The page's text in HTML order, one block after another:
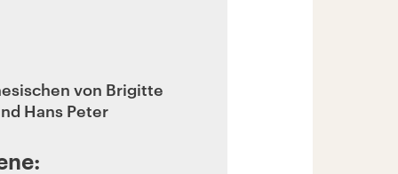
von Brigitte
Hans Peter